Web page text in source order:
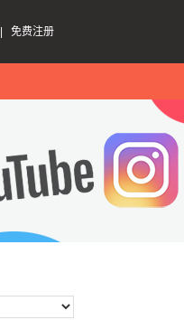
免费注册